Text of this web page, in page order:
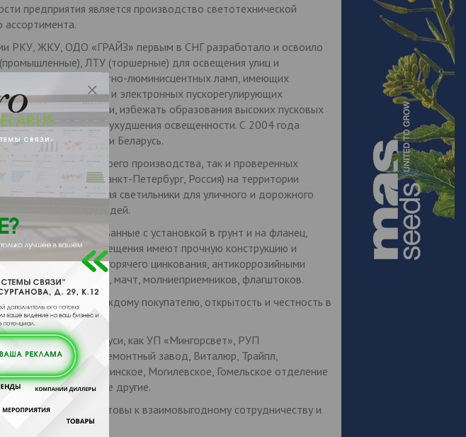
предприятия является производство светотехнической
ассортимента.
РКУ, ЖКУ, ОДО «ГРАЙЗ» первым в СНГ разработало и освоило
ЛТУ (торшерные) для освещения улиц и
компактно-люминисцентных ламп, имеющих
излучения и электронных пускорегулирующих
электрические сети, избежать образования высоких пусковых
без ухудшения освещенности. С 2004 года
Республики Беларусь.
как своего производства, так и проверенных
АО «ВИЛЕД» (г. Санкт-Петербург, Россия) на территории
включая светильники для уличного и дорожного
скопления людей.
комбинированные с установкой в грунт и на фланец,
Наши опоры освещения имеют прочную конструкцию и
покрытия методом горячего цинкования, антикоррозийными
освещения, мачт, молниеприемников, флагштоков.
гибкий подход к каждому покупателю, открытость и честность в
продукцию.
предприятия Беларуси, как УП «Мингорсвет», РУП
авиаремонтный завод, Виталюр, Трайпл,
Метрополитен, Минское, Могилевское, Гомельское отделение
№ 5,3 и многие другие.
продукции. Мы готовы к взаимовыгодному сотрудничеству и